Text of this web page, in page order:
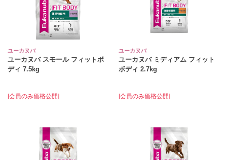
ユーカヌバ
ユーカヌバ スモール フィットボ
ディ 7.5kg
[会員のみ価格公開]
ユーカヌバ
ユーカヌバ ミディアム フィット
ボディ 2.7kg
[会員のみ価格公開]